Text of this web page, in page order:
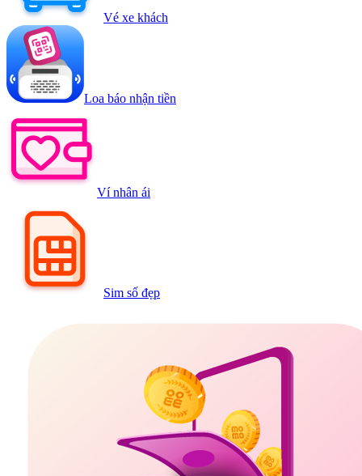
Vé xe khách
Loa báo nhận tiền
Ví nhân ái
Sim số đẹp